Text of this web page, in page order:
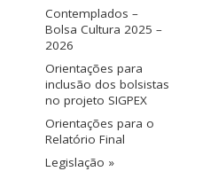
Contemplados –
Bolsa Cultura 2025 –
2026
Orientações para
inclusão dos bolsistas
no projeto SIGPEX
Orientações para o
Relatório Final
Legislação »